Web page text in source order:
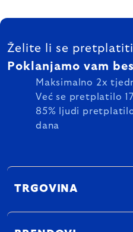
FOOTER
Želite li se
Poklanjamo vam
Maksimalno 2x
Već se pretplatilo
85% ljudi
dana
TRGOVINA